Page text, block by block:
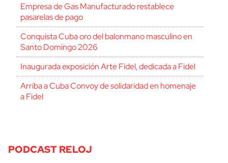
Empresa de Gas Manufacturado restablece
pasarelas de pago
Conquista Cuba oro del balonmano masculino en
Santo Domingo 2026
Inaugurada exposición Arte Fidel, dedicada a Fidel
Arriba a Cuba Convoy de solidaridad en homenaje
a Fidel
PODCAST RELOJ